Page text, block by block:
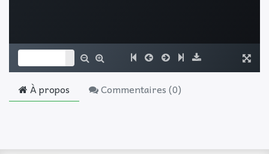
À propos Commentaires (0)